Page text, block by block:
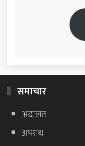
समाचार
अदालत
अपराध